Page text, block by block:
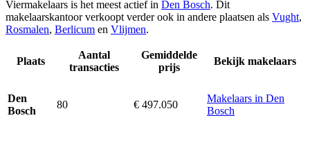
Viermakelaars is het meest actief in Den Bosch. Dit
makelaarskantoor verkoopt verder ook in andere plaatsen als Vught,
Rosmalen, Berlicum en Vlijmen.
Plaats
Aantal
transacties
Gemiddelde
prijs
Bekijk makelaars
Den
Bosch
80 € 497.050
Makelaars in Den
Bosch